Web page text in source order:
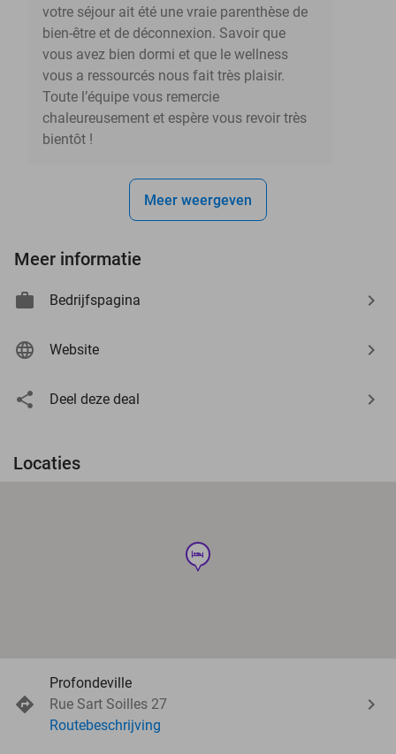
votre séjour ait été une vraie parenthèse de
bien-être et de déconnexion. Savoir que
vous avez bien dormi et que le wellness
vous a ressourcés nous fait très plaisir.
Toute l’équipe vous remercie
chaleureusement et espère vous revoir très
bientôt !
Meer weergeven
Meer informatie
Bedrijfspagina
Website
Deel deze deal
Locaties
hotel
Profondeville
Rue Sart Soilles 27
Routebeschrijving